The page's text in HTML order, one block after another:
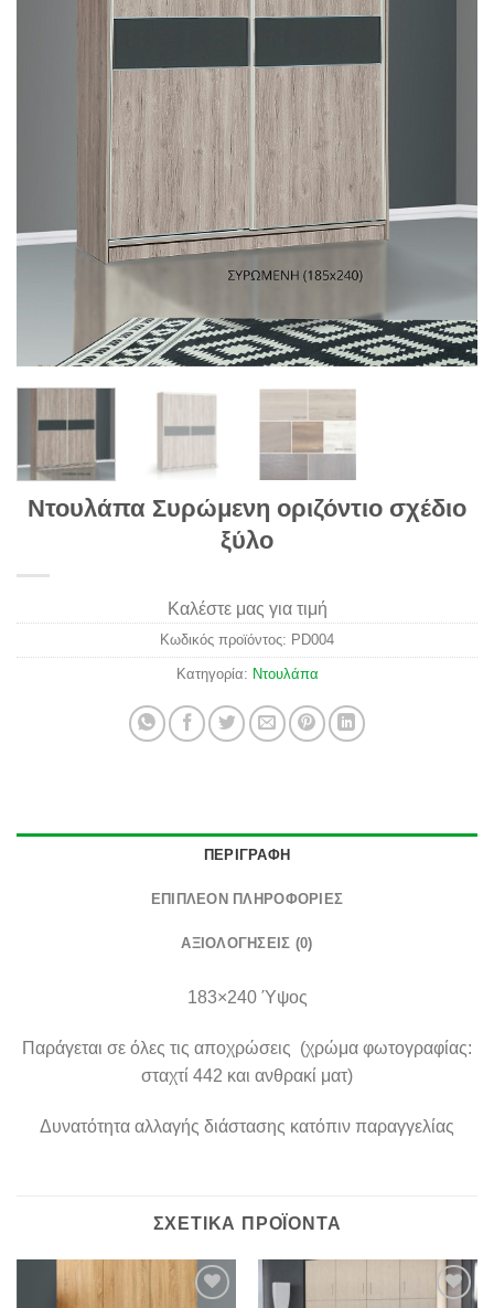
Ντουλάπα Συρώμενη οριζόντιο σχέδιο
ξύλο
Καλέστε μας για τιμή
Κωδικός προϊόντος: PD004
Κατηγορία: Ντουλάπα
ΠΕΡΙΓΡΑΦΉ
ΕΠΙΠΛΈΟΝ ΠΛΗΡΟΦΟΡΊΕΣ
ΑΞΙΟΛΟΓΉΣΕΙΣ (0)
183×240 Ύψος​
Παράγεται σε όλες τις αποχρώσεις ​ ​(χρώμα φωτογραφίας:
σταχτί 442 και ανθρακί ματ)
Δυνατότητα αλλαγής διάστασης κατόπιν παραγγελίας
ΣΧΕΤΙΚΆ ΠΡΟΪΌΝΤΑ